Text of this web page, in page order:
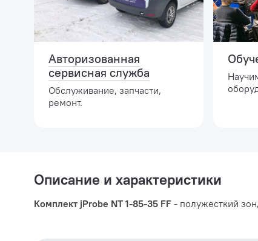
Авторизованная
сервисная служба
Обслуживание, запчасти,
ремонт.
Описание и характеристики
Комплект jProbe NT 1-85-35 FF - полужесткий